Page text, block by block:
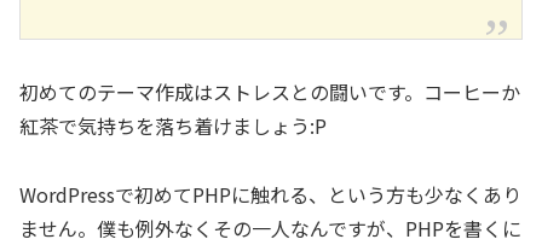
初めてのテーマ作成はストレスとの闘いです。コーヒーか
紅茶で気持ちを落ち着けましょう:P
WordPressで初めてPHPに触れる、という方も少なくあり
ません。僕も例外なくその一人なんですが、PHPを書くに